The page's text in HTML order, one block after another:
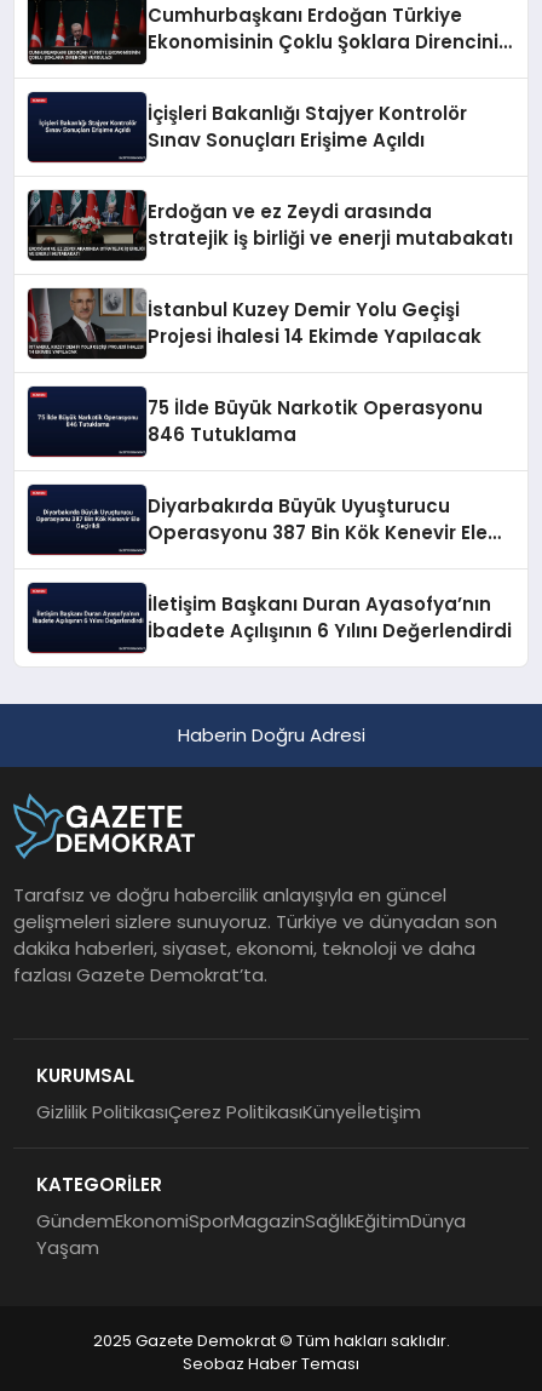
Cumhurbaşkanı Erdoğan Türkiye
Ekonomisinin Çoklu Şoklara Direncini
İçişleri Bakanlığı Stajyer Kontrolör
Sınav Sonuçları Erişime Açıldı
Erdoğan ve ez Zeydi arasında
stratejik iş birliği ve enerji mutabakatı
İstanbul Kuzey Demir Yolu Geçişi
Projesi İhalesi 14 Ekimde Yapılacak
75 İlde Büyük Narkotik Operasyonu
846 Tutuklama
Diyarbakırda Büyük Uyuşturucu
Operasyonu 387 Bin Kök Kenevir Ele
İletişim Başkanı Duran Ayasofya’nın
İbadete Açılışının 6 Yılını Değerlendirdi
Haberin Doğru Adresi
Tarafsız ve doğru habercilik anlayışıyla en güncel
gelişmeleri sizlere sunuyoruz. Türkiye ve dünyadan son
dakika haberleri, siyaset, ekonomi, teknoloji ve daha
fazlası Gazete Demokrat’ta.
KURUMSAL
Gizlilik PolitikasıÇerez PolitikasıKünyeİletişim
KATEGORİLER
GündemEkonomiSporMagazinSağlıkEğitimDünya
Yaşam
2025 Gazete Demokrat © Tüm hakları saklıdır.
Seobaz Haber Teması